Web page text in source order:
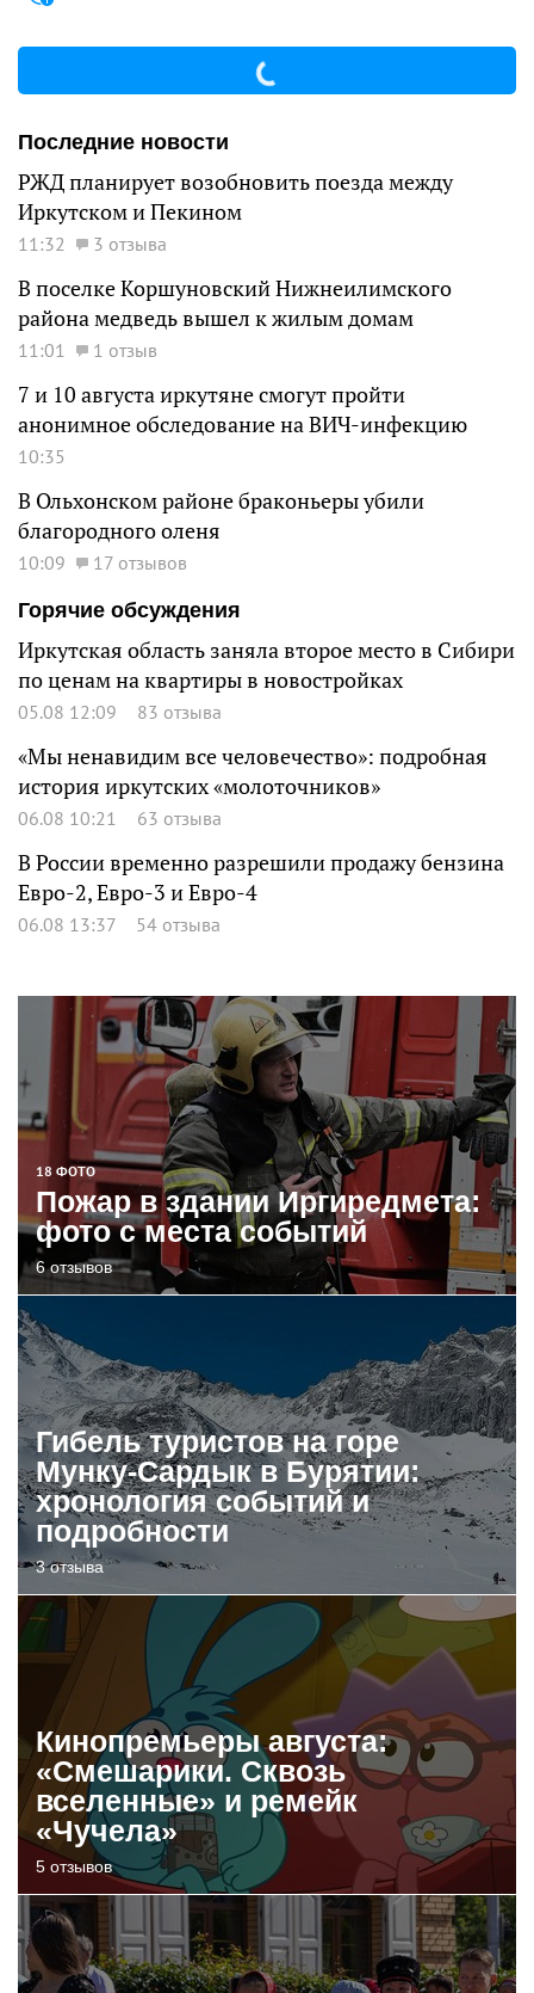
Последние новости
РЖД планирует возобновить поезда между
Иркутском и Пекином
11:32 3 отзыва
В поселке Коршуновский Нижнеилимского
района медведь вышел к жилым домам
11:01 1 отзыв
7 и 10 августа иркутяне смогут пройти
анонимное обследование на ВИЧ-инфекцию
10:35
В Ольхонском районе браконьеры убили
благородного оленя
10:09
17 отзывов
Горячие обсуждения
Иркутская область заняла второе место в Сибири
по ценам на квартиры в новостройках
05.08 12:09 83 отзыва
«Мы ненавидим все человечество»: подробная
история иркутских «молоточников»
06.08 10:21 63 отзыва
В России временно разрешили продажу бензина
Евро-2, Евро-3 и Евро-4
06.08 13:37 54 отзыва
18 ФОТО
Пожар в здании Иргиредмета:
фото с места событий
6 отзывов
Гибель туристов на горе
Мунку-Сардык в Бурятии:
хронология событий и
подробности
3 отзыва
Кинопремьеры августа:
«Смешарики. Сквозь
вселенные» и ремейк
«Чучела»
5 отзывов